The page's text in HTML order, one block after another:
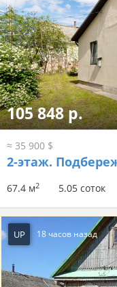
105 848 р.
≈ 35 900 $
2-этаж.
67.4 м2 5.05 соток
UP 18 часов назад